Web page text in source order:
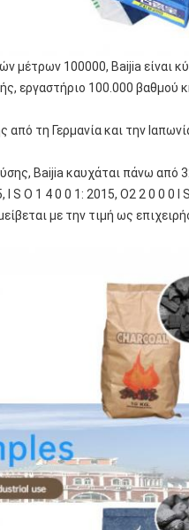
μέτρων 100000, Baijia είναι
εργαστήριο 100.000 βαθμού
τη Γερμανία και την
Baijia καυχάται πάνω από
S Ο 1 4 0 0 1: 2015, Ο2 2 0 0 0
με την τιμή ως